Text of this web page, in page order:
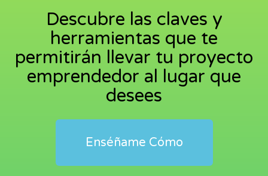
Descubre las claves y
herramientas que te
permitirán llevar tu proyecto
emprendedor al lugar que
desees
Enséñame Cómo